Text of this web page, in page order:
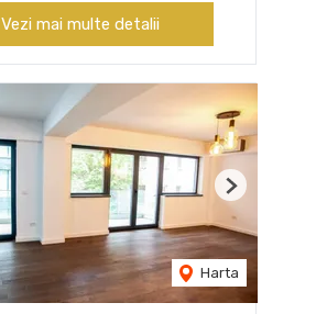
Vezi mai multe detalii
Harta
Next